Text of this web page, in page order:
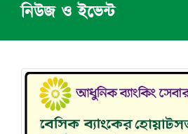
নিউজ ও ইভেন্ট